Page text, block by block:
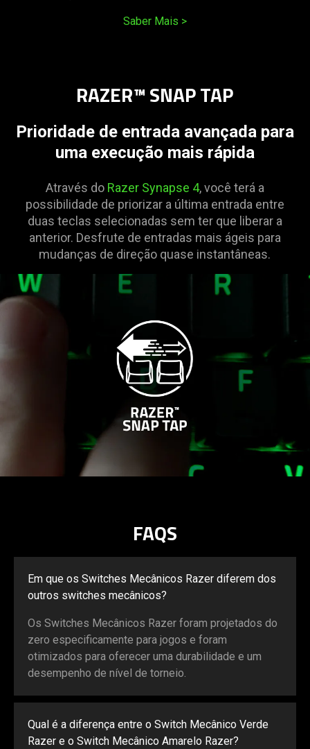
Saber Mais
RAZER™ SNAP TAP
Prioridade de entrada avançada para
uma execução mais rápida
Através do Razer Synapse 4, você terá a
possibilidade de priorizar a última entrada entre
duas teclas selecionadas sem ter que liberar a
anterior. Desfrute de entradas mais ágeis para
mudanças de direção quase instantâneas.
FAQS
Em que os Switches Mecânicos Razer diferem dos
outros switches mecânicos?
Os Switches Mecânicos Razer foram projetados do
zero especificamente para jogos e foram
otimizados para oferecer uma durabilidade e um
desempenho de nível de torneio.
Qual é a diferença entre o Switch Mecânico Verde
Razer e o Switch Mecânico Amarelo Razer?